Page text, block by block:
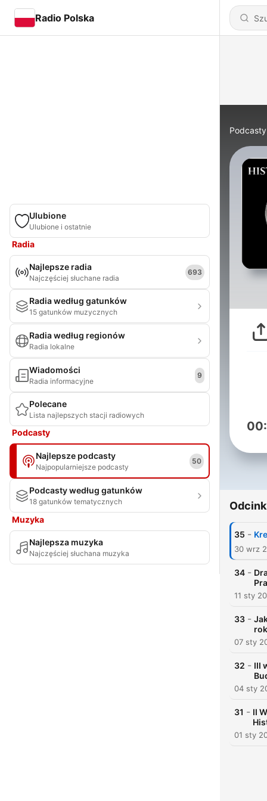
Radio Polska
Ulubione
Ulubione i ostatnie
Radia
Najlepsze radia
Najczęściej słuchane radia
693
Radia według gatunków
15 gatunków muzycznych
Radia według regionów
Radia lokalne
Wiadomości
Radia informacyjne
9
Polecane
Lista najlepszych stacji radiowych
Podcasty
Najlepsze podcasty
Najpopularniejsze podcasty
50
Podcasty według gatunków
18 gatunków tematycznych
Muzyka
Najlepsza muzyka
Najczęściej słuchana muzyka
Podcasty
35 -
30 wrz
34 -
11 sty
33 -
07 sty
32 - III
04 sty
31 - II
01 sty